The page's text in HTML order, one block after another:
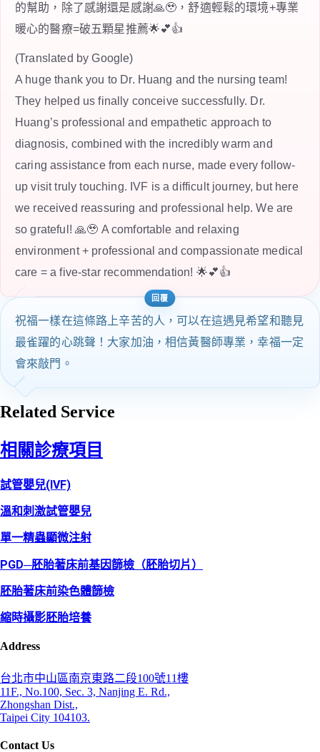
的幫助，除了感謝還是感謝🙏🥹，舒適輕鬆的環境+專業
暖心的醫療=破五顆星推薦🌟💕👍
(Translated by Google)
A huge thank you to Dr. Huang and the nursing team!
They helped us finally conceive successfully. Dr.
Huang’s professional and empathetic approach to
diagnosis, combined with the incredibly warm and
caring assistance from each nurse, made every follow-
up visit truly touching. IVF is a difficult journey, but here
we received reassuring and professional help. We are
so grateful! 🙏🥹 A comfortable and relaxing
environment + professional and compassionate medical
care = a five-star recommendation! 🌟💕👍
祝福一樣在這條路上辛苦的人，可以在這遇見希望和聽見
最雀躍的心跳聲！大家加油，相信黃醫師專業，幸福一定
會來敲門。
Related Service
相關診療項目
試管嬰兒(IVF)
溫和刺激試管嬰兒
單一精蟲顯微注射
PGD─胚胎著床前基因篩檢（胚胎切片）
胚胎著床前染色體篩檢
縮時攝影胚胎培養
Address
台北市中山區南京東路二段100號11樓
11F., No.100, Sec. 3, Nanjing E. Rd.,
Zhongshan Dist.,
Taipei City 104103.
Contact Us